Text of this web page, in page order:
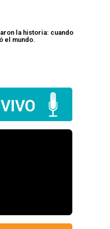
la historia: cuando
el mundo.